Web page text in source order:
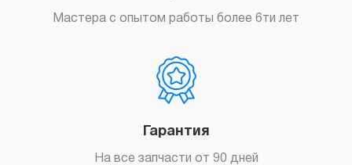
Мастера с опытом работы более 6ти лет
Гарантия
На все запчасти от 90 дней